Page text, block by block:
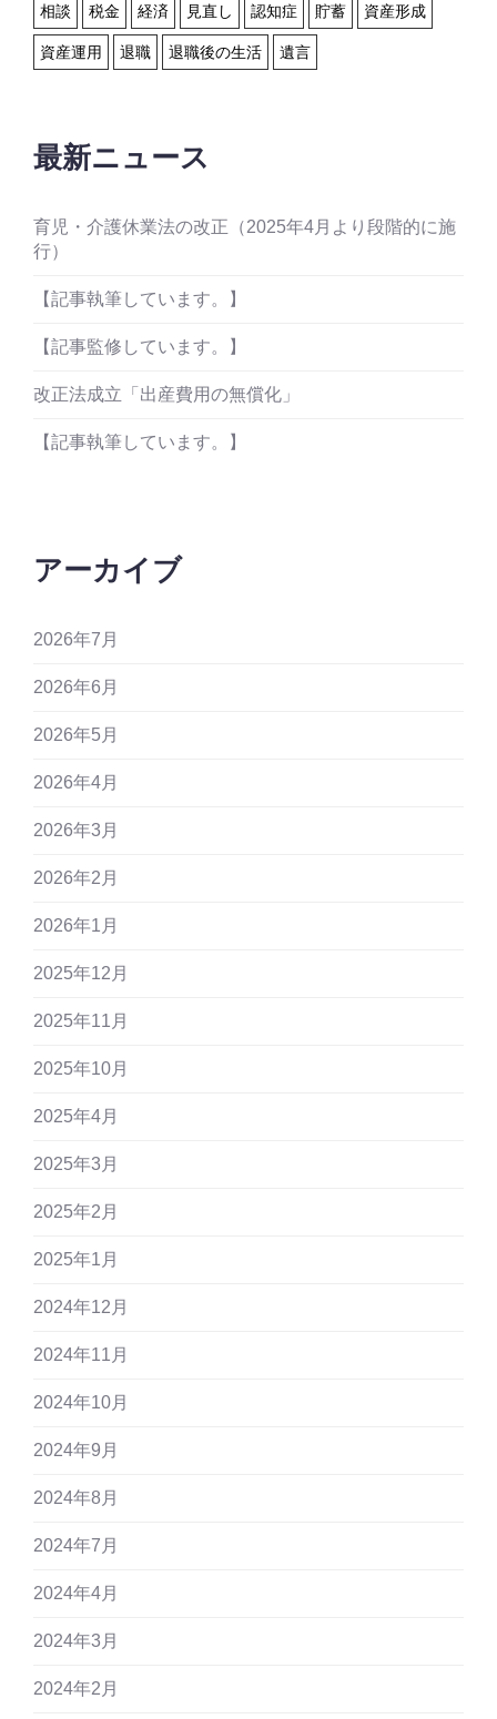
相談 税金 経済 見直し 認知症 貯蓄 資産形成
資産運用 退職 退職後の生活 遺言
最新ニュース
育児・介護休業法の改正（2025年4月より段階的に施
行）
【記事執筆しています。】
【記事監修しています。】
改正法成立「出産費用の無償化」
【記事執筆しています。】
アーカイブ
2026年7月
2026年6月
2026年5月
2026年4月
2026年3月
2026年2月
2026年1月
2025年12月
2025年11月
2025年10月
2025年4月
2025年3月
2025年2月
2025年1月
2024年12月
2024年11月
2024年10月
2024年9月
2024年8月
2024年7月
2024年4月
2024年3月
2024年2月